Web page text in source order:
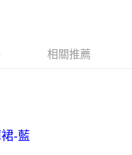
運服務-未滿則另收
相關推薦
-藍